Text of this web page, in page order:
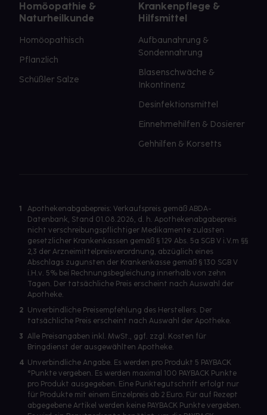
Homöopathie &
Naturheilkunde
Homöopathisch
Pflanzlich
Schüßler Salze
Krankenpflege &
Hilfsmittel
Aufbaunahrung &
Sondennahrung
Blasenschwäche &
Inkontinenz
Desinfektionsmittel
Einnehmehilfen & Dosierer
Gehhilfen & Korsetts
1
Apothekenabgabepreis: Verkaufspreis gemäß ABDA-
Datenbank, Stand 01.08.2026, d. h. Apothekenabgabepreis
nicht verschreibungspflichtiger Medikamente zulasten
gesetzlicher Krankenkassen gemäß § 129 Abs. 5a SGB V i.V.m §§
2,3 der Arzneimittelpreisverordnung, abzüglich eines
Abschlags zugunsten der Krankenkasse gemäß § 130 SGB V
i.H.v. 5% bei Rechnungsbegleichung innerhalb von zehn
Tagen. Der tatsächliche Preis erscheint nach Auswahl der
Apotheke.
2 Unverbindliche Preisempfehlung des Herstellers. Der
tatsächliche Preis erscheint nach Auswahl der Apotheke.
3 Alle Preisangaben inkl. MwSt., ggf. zzgl. Kosten für
Bringdienst der ausgewählten Apotheke.
4 Unverbindliche Angabe. Es werden pro Produkt 5 PAYBACK
°Punkte vergeben. Es werden maximal 100 PAYBACK Punkte
pro Produkt ausgegeben. Eine Punktegutschrift erfolgt nur
für Produkte mit einem Einzelpreis ab 2 Euro. Für auf Rezept
abgegebene Artikel werden keine PAYBACK Punkte vergeben.